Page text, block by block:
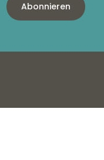
Abonnieren